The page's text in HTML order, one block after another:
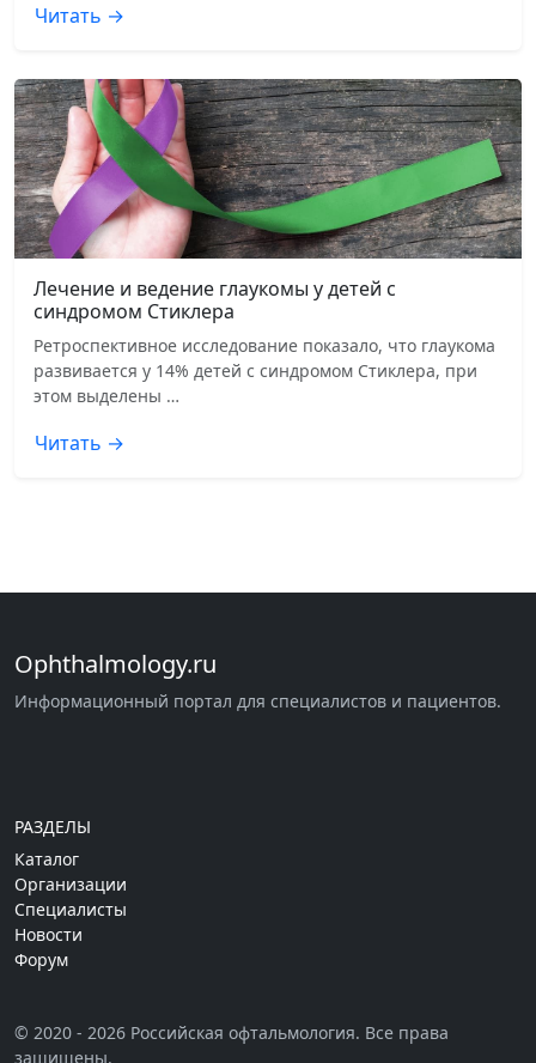
Читать →
Лечение и ведение глаукомы у детей с
синдромом Стиклера
Ретроспективное исследование показало, что глаукома
развивается у 14% детей с синдромом Стиклера, при
этом выделены …
Читать →
Ophthalmology.ru
Информационный портал для специалистов и пациентов.
РАЗДЕЛЫ
Каталог
Организации
Специалисты
Новости
Форум
© 2020 - 2026 Российская офтальмология. Все права
защищены.